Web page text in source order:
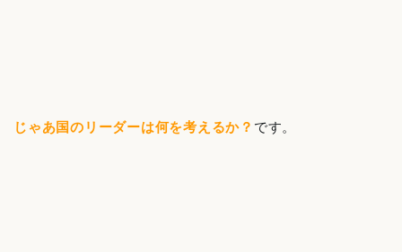
じゃあ国のリーダーは何を考えるか？ です。